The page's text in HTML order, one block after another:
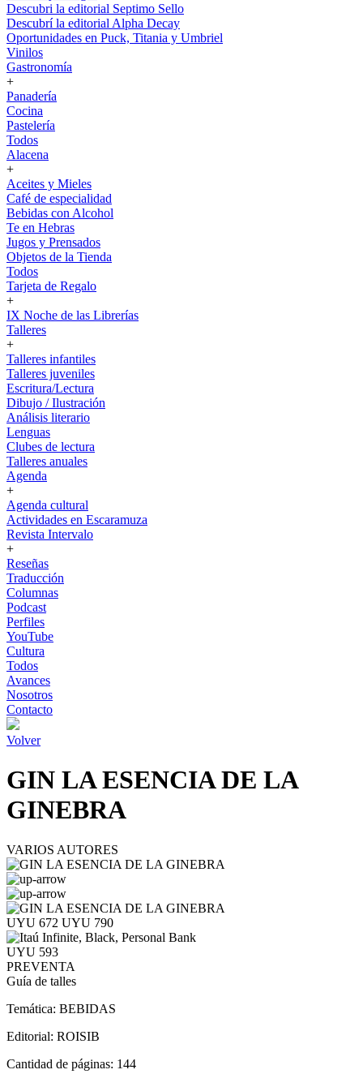
Descubri la editorial Septimo Sello
Descubrí la editorial Alpha Decay
Oportunidades en Puck, Titania y Umbriel
Vinilos
Gastronomía
+
Panadería
Cocina
Pastelería
Todos
Alacena
+
Aceites y Mieles
Café de especialidad
Bebidas con Alcohol
Te en Hebras
Jugos y Prensados
Objetos de la Tienda
Todos
Tarjeta de Regalo
+
IX Noche de las Librerías
Talleres
+
Talleres infantiles
Talleres juveniles
Escritura/Lectura
Dibujo / Ilustración
Análisis literario
Lenguas
Clubes de lectura
Talleres anuales
Agenda
+
Agenda cultural
Actividades en Escaramuza
Revista Intervalo
+
Reseñas
Traducción
Columnas
Podcast
Perfiles
YouTube
Cultura
Todos
Avances
Nosotros
Contacto
Volver
GIN LA ESENCIA DE LA
GINEBRA
VARIOS AUTORES
UYU 672 UYU 790
UYU 593
PREVENTA
Guía de talles
Temática: BEBIDAS
Editorial: ROISIB
Cantidad de páginas: 144